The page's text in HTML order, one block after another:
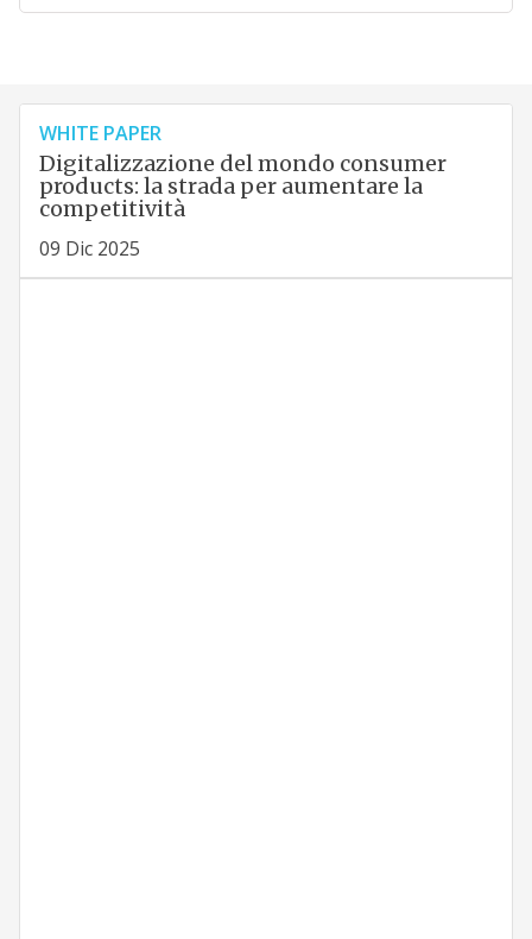
WHITE PAPER
Digitalizzazione del mondo consumer
products: la strada per aumentare la
competitività
09 Dic 2025